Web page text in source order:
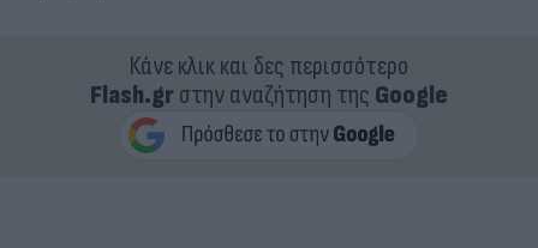
Κάνε κλικ και δες περισσότερο
Flash.grστην αναζήτηση της Google